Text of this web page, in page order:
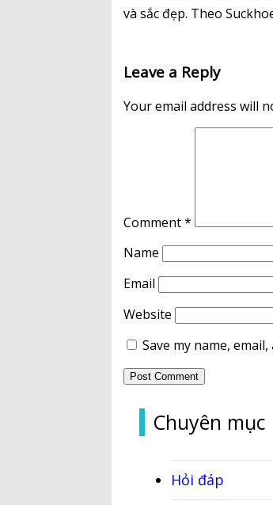
và sắc đẹp. Theo
Leave a Reply
Your email address will
Comment*
Name
Email
Website
Save my name,
Chuyên mục
Hỏi đáp